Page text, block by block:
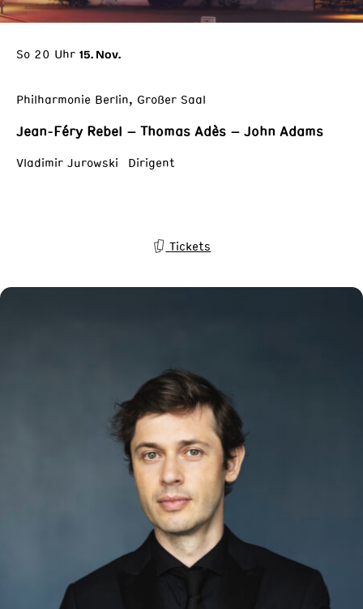
So 20 Uhr 15. Nov.
Philharmonie Berlin, Großer Saal
Jean-Féry Rebel – Thomas Adès – John Adams
Vladimir Jurowski Dirigent
Tickets